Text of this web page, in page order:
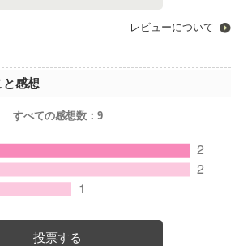
レビューについて
と感想
すべての感想数： 9
投票する